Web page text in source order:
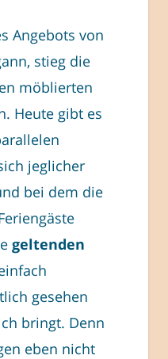
Angebots von
stieg die
möblierten
Heute gibt es
jeglicher
bei dem die
geltenden
gesehen
bringt. Denn
eben nicht